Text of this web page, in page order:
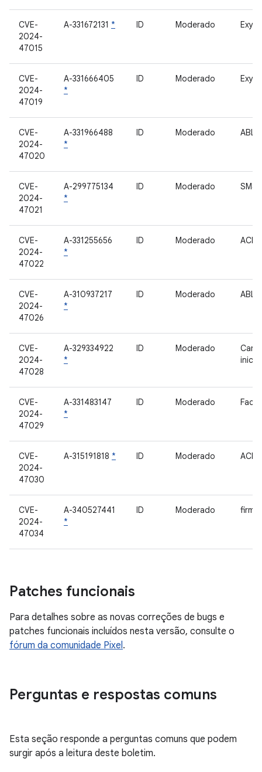
CVE-
2024-
47015
A-331672131 * ID Moderado
CVE-
2024-
47019
A-331666405
*
ID Moderado
CVE-
2024-
47020
A-331966488
*
ID Moderado ABL
CVE-
2024-
47021
A-299775134
*
ID Moderado SMS
CVE-
2024-
47022
A-331255656
*
ID Moderado ACPM
CVE-
2024-
47026
A-310937217
*
ID Moderado ABL
CVE-
2024-
47028
A-329334922
*
ID Moderado
CVE-
2024-
47029
A-331483147
*
ID Moderado
CVE-
2024-
47030
A-315191818 * ID Moderado ACPM
CVE-
2024-
47034
A-340527441
*
ID Moderado
Patches funcionais
Para detalhes sobre as novas correções de bugs e
patches funcionais incluídos nesta versão, consulte o
fórum da comunidade Pixel.
Perguntas e respostas comuns
Esta seção responde a perguntas comuns que podem
surgir após a leitura deste boletim.